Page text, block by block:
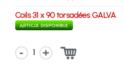
Coils 31 x 90 torsadées GALVA
1